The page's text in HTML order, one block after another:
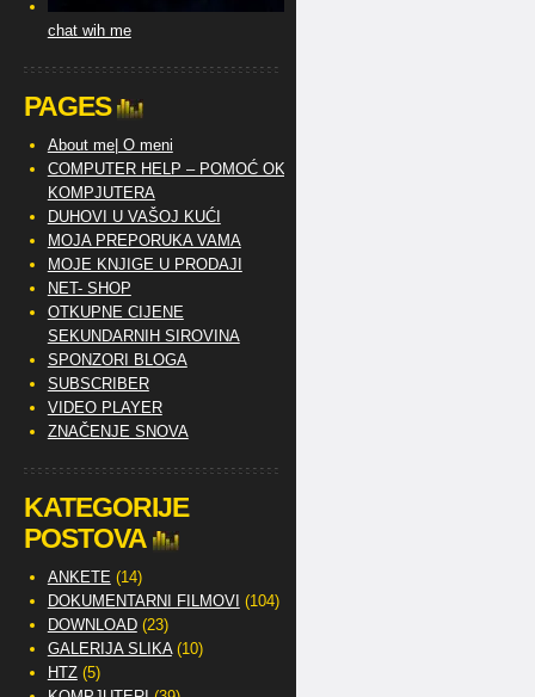
chat wih me
PAGES
About me| O meni
COMPUTER HELP – POMOĆ OKO
KOMPJUTERA
DUHOVI U VAŠOJ KUĆI
MOJA PREPORUKA VAMA
MOJE KNJIGE U PRODAJI
NET- SHOP
OTKUPNE CIJENE
SEKUNDARNIH SIROVINA
SPONZORI BLOGA
SUBSCRIBER
VIDEO PLAYER
ZNAČENJE SNOVA
KATEGORIJE
POSTOVA
ANKETE (14)
DOKUMENTARNI FILMOVI (104)
DOWNLOAD(23)
GALERIJA SLIKA(10)
HTZ(5)